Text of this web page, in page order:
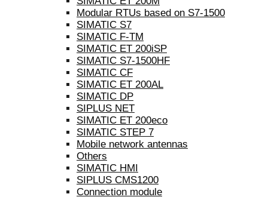
Modular RTUs based on S7-1500
SIMATIC S7
SIMATIC F-TM
SIMATIC ET 200iSP
SIMATIC S7-1500HF
SIMATIC CF
SIMATIC ET 200AL
SIMATIC DP
SIPLUS NET
SIMATIC ET 200eco
SIMATIC STEP 7
Mobile network antennas
Others
SIMATIC HMI
SIPLUS CMS1200
Connection module